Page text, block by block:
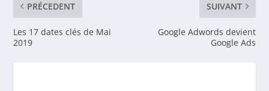
PRÉCEDENT
Les 17 dates clés de Mai
2019
SUIVANT
Google Adwords devient
Google Ads